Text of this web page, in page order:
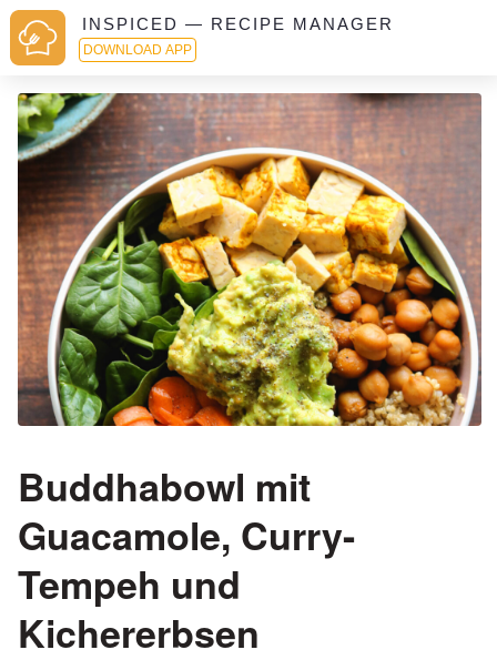
INSPICED — RECIPE MANAGER
DOWNLOAD APP
Buddhabowl mit
Guacamole, Curry-
Tempeh und
Kichererbsen